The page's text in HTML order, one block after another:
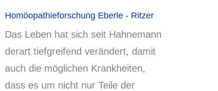
Homöopathieforschung Eberle - Ritzer
Das Leben hat sich seit Hahnemann
derart tiefgreifend verändert, damit
auch die möglichen Krankheiten,
dass es um nicht nur Teile der